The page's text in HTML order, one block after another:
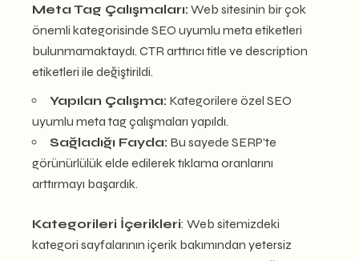
Meta Tag Çalışmaları: Web sitesinin bir çok
önemli kategorisinde SEO uyumlu meta etiketleri
bulunmamaktaydı. CTR arttırıcı title ve description
etiketleri ile değiştirildi.
Yapılan Çalışma: Kategorilere özel SEO
uyumlu meta tag çalışmaları yapıldı.
Sağladığı Fayda: Bu sayede SERP’te
görünürlülük elde edilerek tıklama oranlarını
arttırmayı başardık.
Kategorileri İçerikleri: Web sitemizdeki
kategori sayfalarının içerik bakımından yetersiz